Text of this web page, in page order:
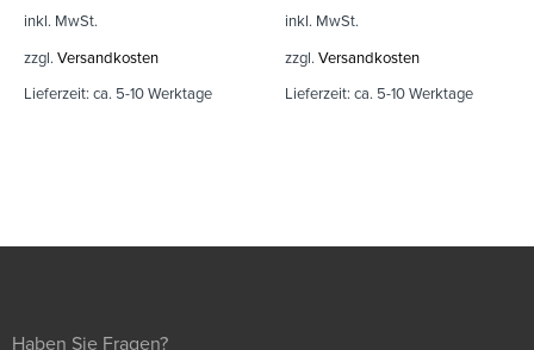
inkl. MwSt.
zzgl. Versandkosten
Lieferzeit: ca. 5-10 Werktage
inkl. MwSt.
zzgl. Versandkosten
Lieferzeit: ca. 5-10 Werktage
Haben Sie Fragen?